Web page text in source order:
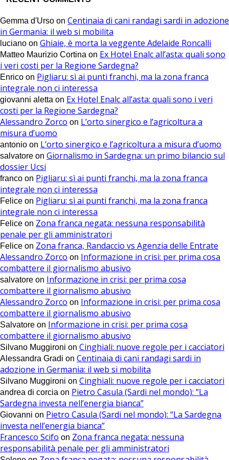
Gemma d'Urso on Centinaia di cani randagi sardi in adozione
in Germania: il web si mobilita
luciano on Ghiaie, è morta la veggente Adelaide Roncalli
Matteo Maurizio Cortina on Ex Hotel Enalc all’asta: quali sono
i veri costi per la Regione Sardegna?
Enrico on Pigliaru: sì ai punti franchi, ma la zona franca
integrale non ci interessa
giovanni aletta on Ex Hotel Enalc all’asta: quali sono i veri
costi per la Regione Sardegna?
Alessandro Zorco on L’orto sinergico e l’agricoltura a
misura d’uomo
antonio on L’orto sinergico e l’agricoltura a misura d’uomo
salvatore on Giornalismo in Sardegna: un primo bilancio sul
dossier Ucsi
franco on Pigliaru: sì ai punti franchi, ma la zona franca
integrale non ci interessa
Felice on Pigliaru: sì ai punti franchi, ma la zona franca
integrale non ci interessa
Felice on Zona franca negata: nessuna responsabilità
penale per gli amministratori
Felice on Zona franca, Randaccio vs Agenzia delle Entrate
Alessandro Zorco on Informazione in crisi: per prima cosa
combattere il giornalismo abusivo
salvatore on Informazione in crisi: per prima cosa
combattere il giornalismo abusivo
Alessandro Zorco on Informazione in crisi: per prima cosa
combattere il giornalismo abusivo
Salvatore on Informazione in crisi: per prima cosa
combattere il giornalismo abusivo
Silvano Muggironi on Cinghiali: nuove regole per i cacciatori
Alessandra Gradi on Centinaia di cani randagi sardi in
adozione in Germania: il web si mobilita
Silvano Muggironi on Cinghiali: nuove regole per i cacciatori
andrea di corcia on Pietro Casula (Sardi nel mondo): “La
Sardegna investa nell’energia bianca”
Giovanni on Pietro Casula (Sardi nel mondo): “La Sardegna
investa nell’energia bianca”
Francesco Scifo on Zona franca negata: nessuna
responsabilità penale per gli amministratori